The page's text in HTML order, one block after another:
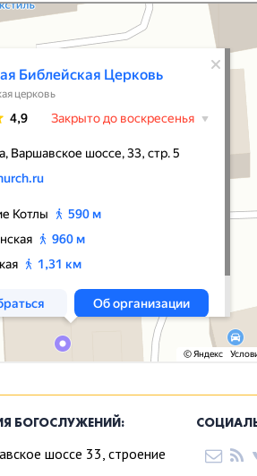
БОГОСЛУЖЕНИЙ:
шоссе 33, строение